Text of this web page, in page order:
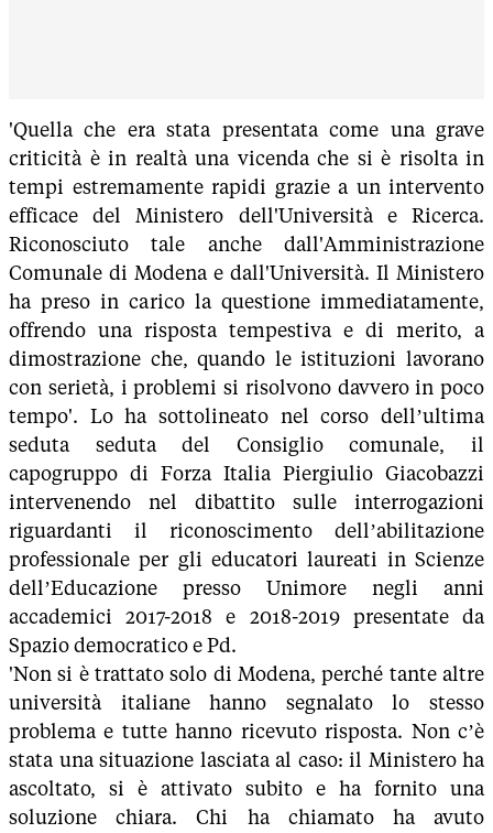
'Quella che era stata presentata come una grave
criticità è in realtà una vicenda che si è risolta in
tempi estremamente rapidi grazie a un intervento
efficace del Ministero dell'Università e Ricerca.
Riconosciuto tale anche dall'Amministrazione
Comunale di Modena e dall'Università. Il Ministero
ha preso in carico la questione immediatamente,
offrendo una risposta tempestiva e di merito, a
dimostrazione che, quando le istituzioni lavorano
con serietà, i problemi si risolvono davvero in poco
tempo'. Lo ha sottolineato nel corso dell’ultima
seduta seduta del Consiglio comunale, il
capogruppo di Forza Italia Piergiulio Giacobazzi
intervenendo nel dibattito sulle interrogazioni
riguardanti il riconoscimento dell’abilitazione
professionale per gli educatori laureati in Scienze
dell’Educazione presso Unimore negli anni
accademici 2017-2018 e 2018-2019 presentate da
Spazio democratico e Pd.
'Non si è trattato solo di Modena, perché tante altre
università italiane hanno segnalato lo stesso
problema e tutte hanno ricevuto risposta. Non c’è
stata una situazione lasciata al caso: il Ministero ha
ascoltato, si è attivato subito e ha fornito una
soluzione chiara. Chi ha chiamato ha avuto